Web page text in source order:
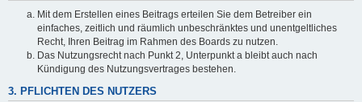
Mit dem Erstellen eines Beitrags erteilen Sie dem Betreiber ein
einfaches, zeitlich und räumlich unbeschränktes und unentgeltliches
Recht, Ihren Beitrag im Rahmen des Boards zu nutzen.
Das Nutzungsrecht nach Punkt 2, Unterpunkt a bleibt auch nach
Kündigung des Nutzungsvertrages bestehen.
3. PFLICHTEN DES NUTZERS